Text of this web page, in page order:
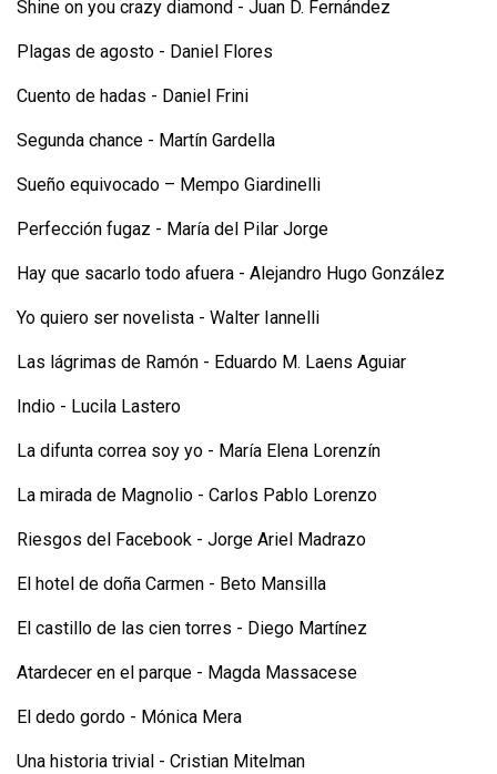
Shine on you crazy diamond - Juan D. Fernández
Plagas de agosto - Daniel Flores
Cuento de hadas - Daniel Frini
Segunda chance - Martín Gardella
Sueño equivocado – Mempo Giardinelli
Perfección fugaz - María del Pilar Jorge
Hay que sacarlo todo afuera - Alejandro Hugo González
Yo quiero ser novelista - Walter Iannelli
Las lágrimas de Ramón - Eduardo M. Laens Aguiar
Indio - Lucila Lastero
La difunta correa soy yo - María Elena Lorenzín
La mirada de Magnolio - Carlos Pablo Lorenzo
Riesgos del Facebook - Jorge Ariel Madrazo
El hotel de doña Carmen - Beto Mansilla
El castillo de las cien torres - Diego Martínez
Atardecer en el parque - Magda Massacese
El dedo gordo - Mónica Mera
Una historia trivial - Cristian Mitelman